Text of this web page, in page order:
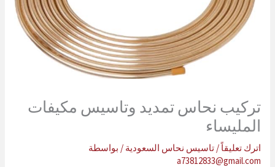
تركيب نحاس تمديد وتاسيس مكيفات
المليساء
اترك تعليقاً/تاسيس نحاس السعودية / بواسطة
a73812833@gmail.com